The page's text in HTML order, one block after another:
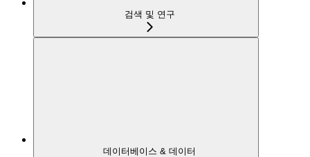
검색 및 연구
데이터베이스 & 데이터